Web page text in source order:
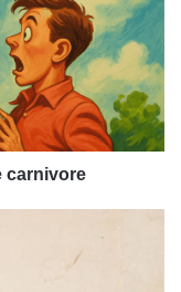
carnivore